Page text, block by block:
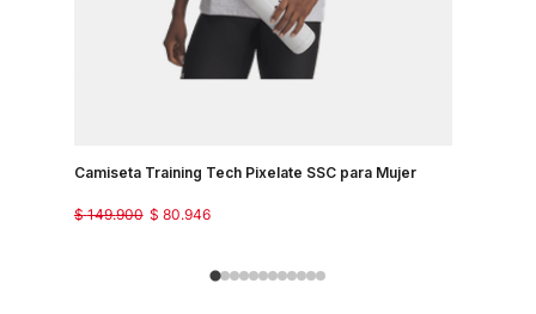
Camiseta Training Tech Pixelate SSC para Mujer
$ 80.946
$ 149.900